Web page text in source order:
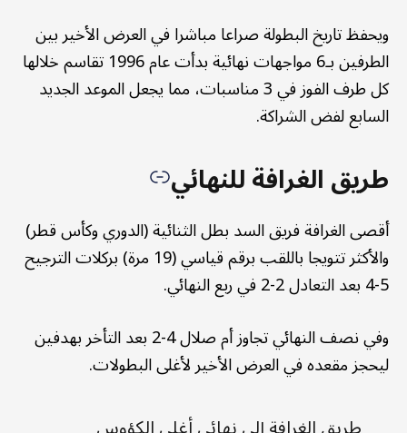
ويحفظ تاريخ البطولة صراعا مباشرا في العرض الأخير بين
الطرفين بـ6 مواجهات نهائية بدأت عام 1996 تقاسم خلالها
كل طرف الفوز في 3 مناسبات، مما يجعل الموعد الجديد
السابع لفض الشراكة.
طريق الغرافة للنهائي
أقصى الغرافة فريق السد بطل الثنائية (الدوري وكأس قطر)
والأكثر تتويجا باللقب برقم قياسي (19 مرة) بركلات الترجيح
5-4 بعد التعادل 2-2 في ربع النهائي.
وفي نصف النهائي تجاوز أم صلال 4-2 بعد التأخر بهدفين
ليحجز مقعده في العرض الأخير لأغلى البطولات.